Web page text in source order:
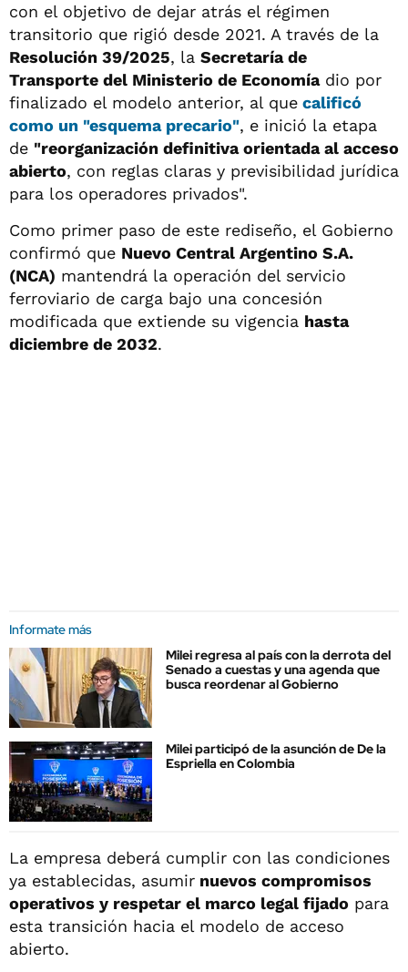
con el objetivo de dejar atrás el régimen
transitorio que rigió desde 2021. A través de la
Resolución 39/2025, la Secretaría de
Transporte del Ministerio de Economíadio por
finalizado el modelo anterior, al que calificó
como un "esquema precario", e inició la etapa
de "reorganización definitiva orientada al acceso
abierto, con reglas claras y previsibilidad jurídica
para los operadores privados".
Como primer paso de este rediseño, el Gobierno
confirmó que Nuevo Central Argentino S.A.
(NCA) mantendrá la operación del servicio
ferroviario de carga bajo una concesión
modificada que extiende su vigencia hasta
diciembre de 2032.
Informate más
Milei regresa al país con la derrota del
Senado a cuestas y una agenda que
busca reordenar al Gobierno
Milei participó de la asunción de De la
Espriella en Colombia
La empresa deberá cumplir con las condiciones
ya establecidas, asumir nuevos compromisos
operativos y respetar el marco legal fijado para
esta transición hacia el modelo de acceso
abierto.